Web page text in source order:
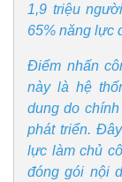
Kinh tế
1,9 triệu
65% năng lực
Điểm nhấn
này là hệ
dung do
phát triển.
lực làm chủ
đóng gói nội